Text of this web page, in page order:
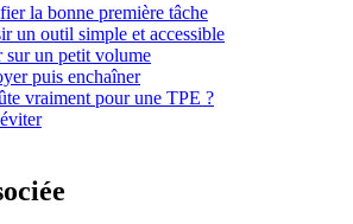
la bonne première tâche
un outil simple et accessible
sur un petit volume
puis enchaîner
vraiment pour une TPE ?